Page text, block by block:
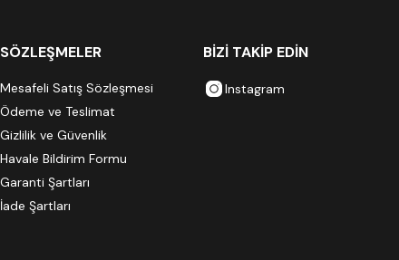
SÖZLEŞMELER
Mesafeli Satış Sözleşmesi
Ödeme ve Teslimat
Gizlilik ve Güvenlik
Havale Bildirim Formu
Garanti Şartları
İade Şartları
BİZİ TAKİP EDİN
Instagram